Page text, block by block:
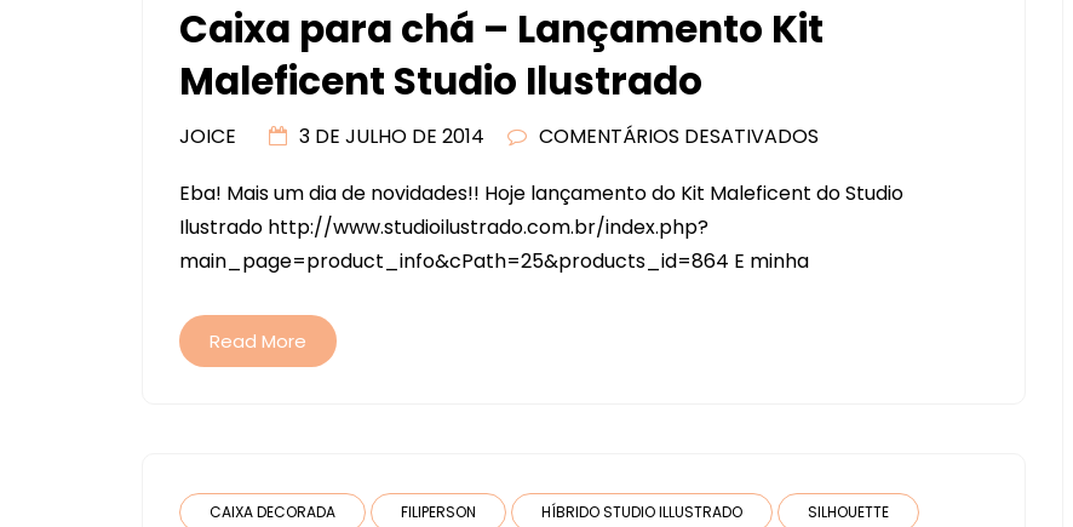
Caixa para chá – Lançamento Kit
Maleficent Studio Ilustrado
JOICE 3 DE JULHO DE 2014 COMENTÁRIOS DESATIVADOS
PARA
Eba! Mais um dia de novidades!! Hoje lançamento do Kit Maleficent do Studio
Ilustrado http://www.studioilustrado.com.br/index.php?
main_page=product_info&cPath=25&products_id=864 E minha
Read More
CAIXA DECORADA FILIPERSON HÍBRIDO STUDIO ILLUSTRADO SILHOUETTE